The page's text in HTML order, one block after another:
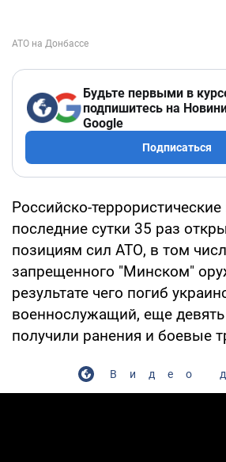
Будьте первыми в
подпишитесь на
Google
Подписаться
Российско-
последние сутки 35 раз
позициям сил АТО, в том
запрещенного "Минском"
результате чего погиб
военнослужащий, еще
получили ранения и боевые
Видео